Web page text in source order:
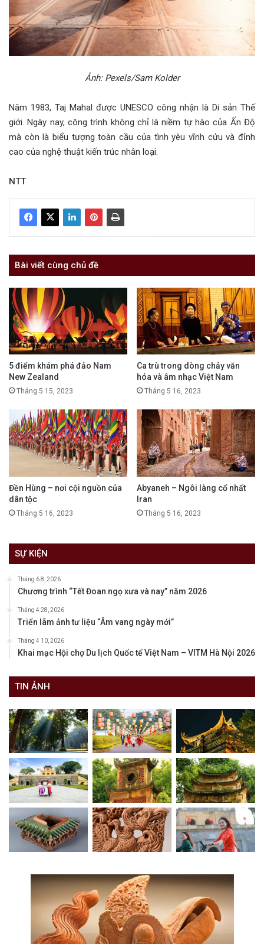
Ảnh: Pexels/Sam Kolder
Năm 1983, Taj Mahal được UNESCO công nhận là Di sản Thế
giới. Ngày nay, công trình không chỉ là niềm tự hào của Ấn Độ
mà còn là biểu tượng toàn cầu của tình yêu vĩnh cửu và đỉnh
cao của nghệ thuật kiến trúc nhân loại.
NTT
Bài viết cùng chủ đề
5 điểm khám phá đảo Nam
New Zealand
Tháng 5 15, 2023
Ca trù trong dòng chảy văn
hóa và âm nhạc Việt Nam
Tháng 5 16, 2023
Đền Hùng – nơi cội nguồn của
dân tộc
Tháng 5 16, 2023
Abyaneh – Ngôi làng cổ nhất
Iran
Tháng 5 16, 2023
SỰ KIỆN
Tháng 6 8, 2026
Chương trình “Tết Đoan ngọ xưa và nay” năm 2026
Tháng 4 28, 2026
Triển lãm ảnh tư liệu “Âm vang ngày mới”
Tháng 4 10, 2026
Khai mạc Hội chợ Du lịch Quốc tế Việt Nam – VITM Hà Nội 2026
TIN ẢNH